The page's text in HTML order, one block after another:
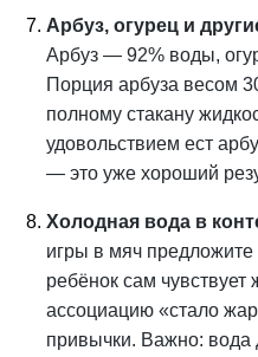
Арбуз, огурец и
Арбуз — 92% воды,
Порция арбуза весом
полному стакану
удовольствием ест
— это уже хороший
Холодная вода в
игры в мяч предложите
ребёнок сам чувствует
ассоциацию «стало
привычки. Важно: вода